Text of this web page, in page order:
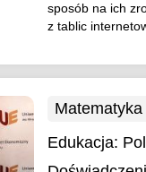
sposób na ich
z tablic
Matematyka
Edukacja: